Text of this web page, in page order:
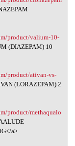
product/valium-10-
(DIAZEPAM) 10
product/ativan-vs-
(LORAZEPAM) 2
product/methaqualo
a>